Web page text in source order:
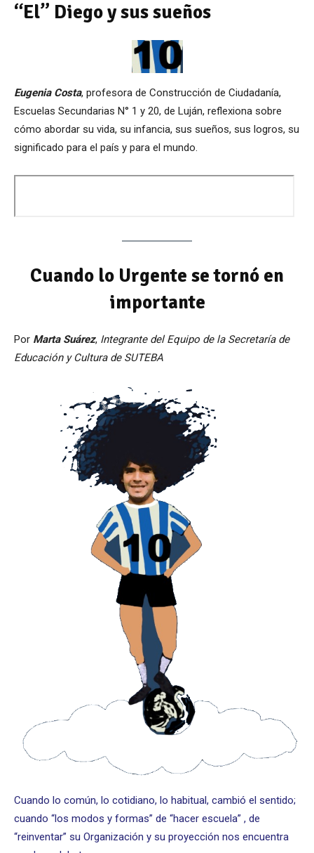
“El” Diego y sus sueños
Eugenia Costa, profesora de Construcción de Ciudadanía,
Escuelas Secundarias N° 1 y 20, de Luján, reflexiona sobre
cómo abordar su vida, su infancia, sus sueños, sus logros, su
significado para el país y para el mundo.
Cuando lo Urgente se tornó en
importante
Por Marta Suárez, Integrante del Equipo de la Secretaría de
Educación y Cultura de SUTEBA
Cuando lo común, lo cotidiano, lo habitual, cambió el sentido;
cuando “los modos y formas” de “hacer escuela” , de
“reinventar” su Organización y su proyección nos encuentra